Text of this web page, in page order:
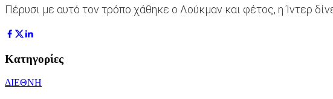
Πέρυσι με αυτό τον τρόπο χάθηκε ο Λούκμαν και φέτος, η Ίντερ
Κατηγορίες
ΔΙΕΘΝΗ